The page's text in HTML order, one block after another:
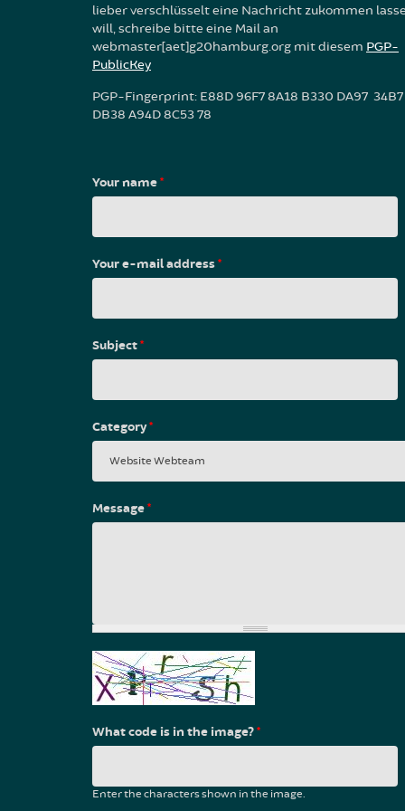
lieber verschlüsselt eine Nachricht zukommen
will, schreibe bitte eine Mail an
webmaster[aet]g20hamburg.org mit diesem PGP-
PublicKey
PGP-Fingerprint: E88D 96F7 8A18 B330 DA97 34B7
DB38 A94D 8C53 78
Your name*
Your e-mail address*
Subject*
Category*
Message*
What code is in the image?*
Enter the characters shown in the image.